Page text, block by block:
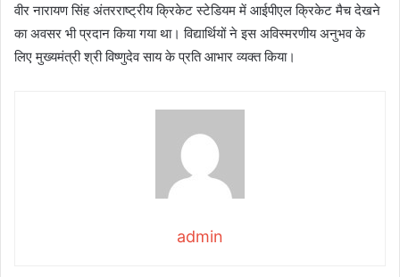
वीर नारायण सिंह अंतरराष्ट्रीय क्रिकेट स्टेडियम में आईपीएल क्रिकेट मैच देखने
का अवसर भी प्रदान किया गया था। विद्यार्थियों ने इस अविस्मरणीय अनुभव के
लिए मुख्यमंत्री श्री विष्णुदेव साय के प्रति आभार व्यक्त किया।
admin